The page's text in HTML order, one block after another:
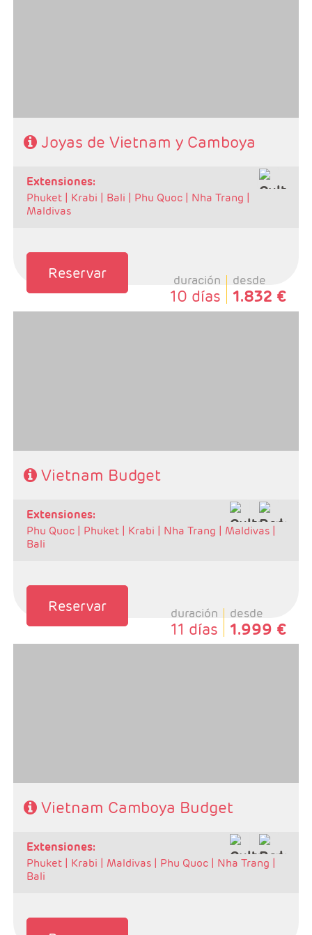
Joyas de Vietnam y Camboya
extensiones:
Phuket | Krabi | Bali | Phu Quoc | Nha Trang |
Maldivas
Reservar duración
10 días
desde
1.832 €
Vietnam Budget
extensiones:
Phu Quoc | Phuket | Krabi | Nha Trang | Maldivas |
Bali
Reservar duración
11 días
desde
1.999 €
Vietnam Camboya Budget
extensiones:
Phuket | Krabi | Maldivas | Phu Quoc | Nha Trang |
Bali